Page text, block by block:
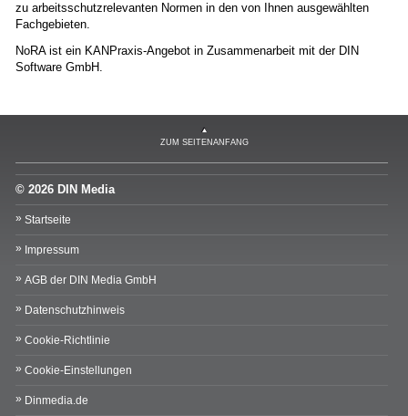
zu arbeitsschutzrelevanten Normen in den von Ihnen ausgewählten
Fachgebieten.
NoRA ist ein KANPraxis-Angebot in Zusammenarbeit mit der DIN
Software GmbH.
ZUM SEITENANFANG
© 2026 DIN Media
Startseite
Impressum
AGB der DIN Media GmbH
Datenschutzhinweis
Cookie-Richtlinie
Cookie-Einstellungen
Dinmedia.de